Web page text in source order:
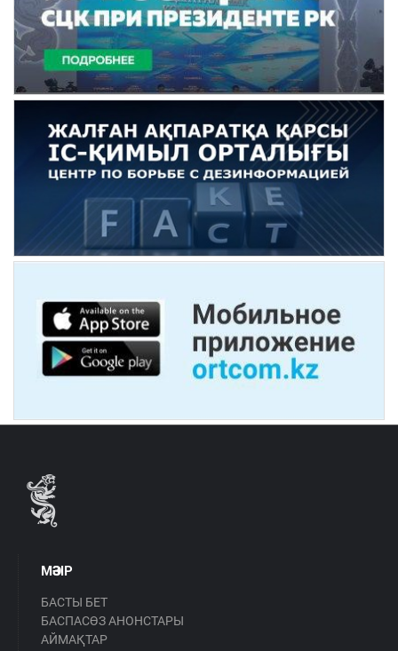
МӘЗІР
БАСТЫ БЕТ
БАСПАСӨЗ АНОНСТАРЫ
АЙМАҚТАР